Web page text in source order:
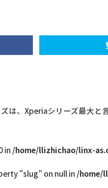
は、Xperiaシリーズ最大と
in /home/llizhichao/linx-
"slug" on null in /home/